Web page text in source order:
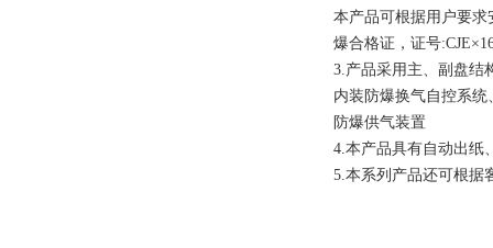
本产品可根据用户要
爆合格证，证号
3.产品采用主、副盘结
内装防爆换气自控系
防爆供气装置
4.本产品具有自动出纸
5.本系列产品还可根据